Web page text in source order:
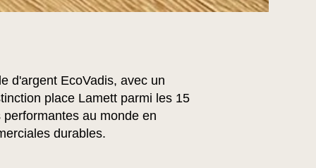
d'argent EcoVadis, avec un
place Lamett parmi les 15
au monde en
durables.